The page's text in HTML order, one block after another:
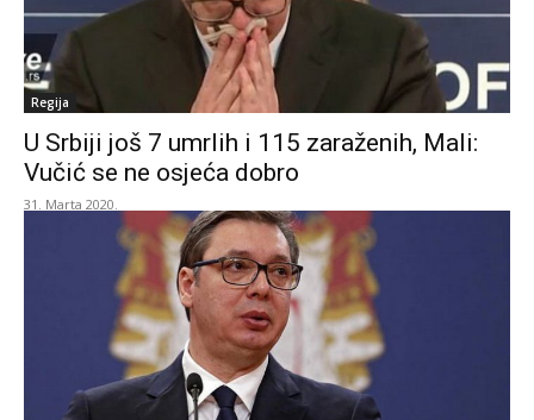
Regija
U Srbiji još 7 umrlih i 115 zaraženih, Mali:
Vučić se ne osjeća dobro
31. Marta 2020.